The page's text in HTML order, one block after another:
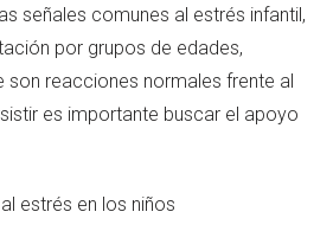
señales comunes al estrés infantil,
por grupos de edades,
son reacciones normales frente al
es importante buscar el apoyo
estrés en los niños